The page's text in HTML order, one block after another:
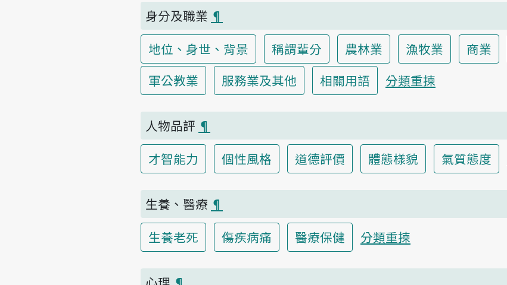
身分及職業 ¶
地位、身世、背景
稱謂輩分 農林業 漁牧業 商業
軍公教業
服務業及其他 相關用語 分類重揀
人物品評 ¶
才智能力
個性風格 道德評價 體態樣貌 氣質態度
生養、醫療 ¶
生養老死
傷疾病痛 醫療保健 分類重揀